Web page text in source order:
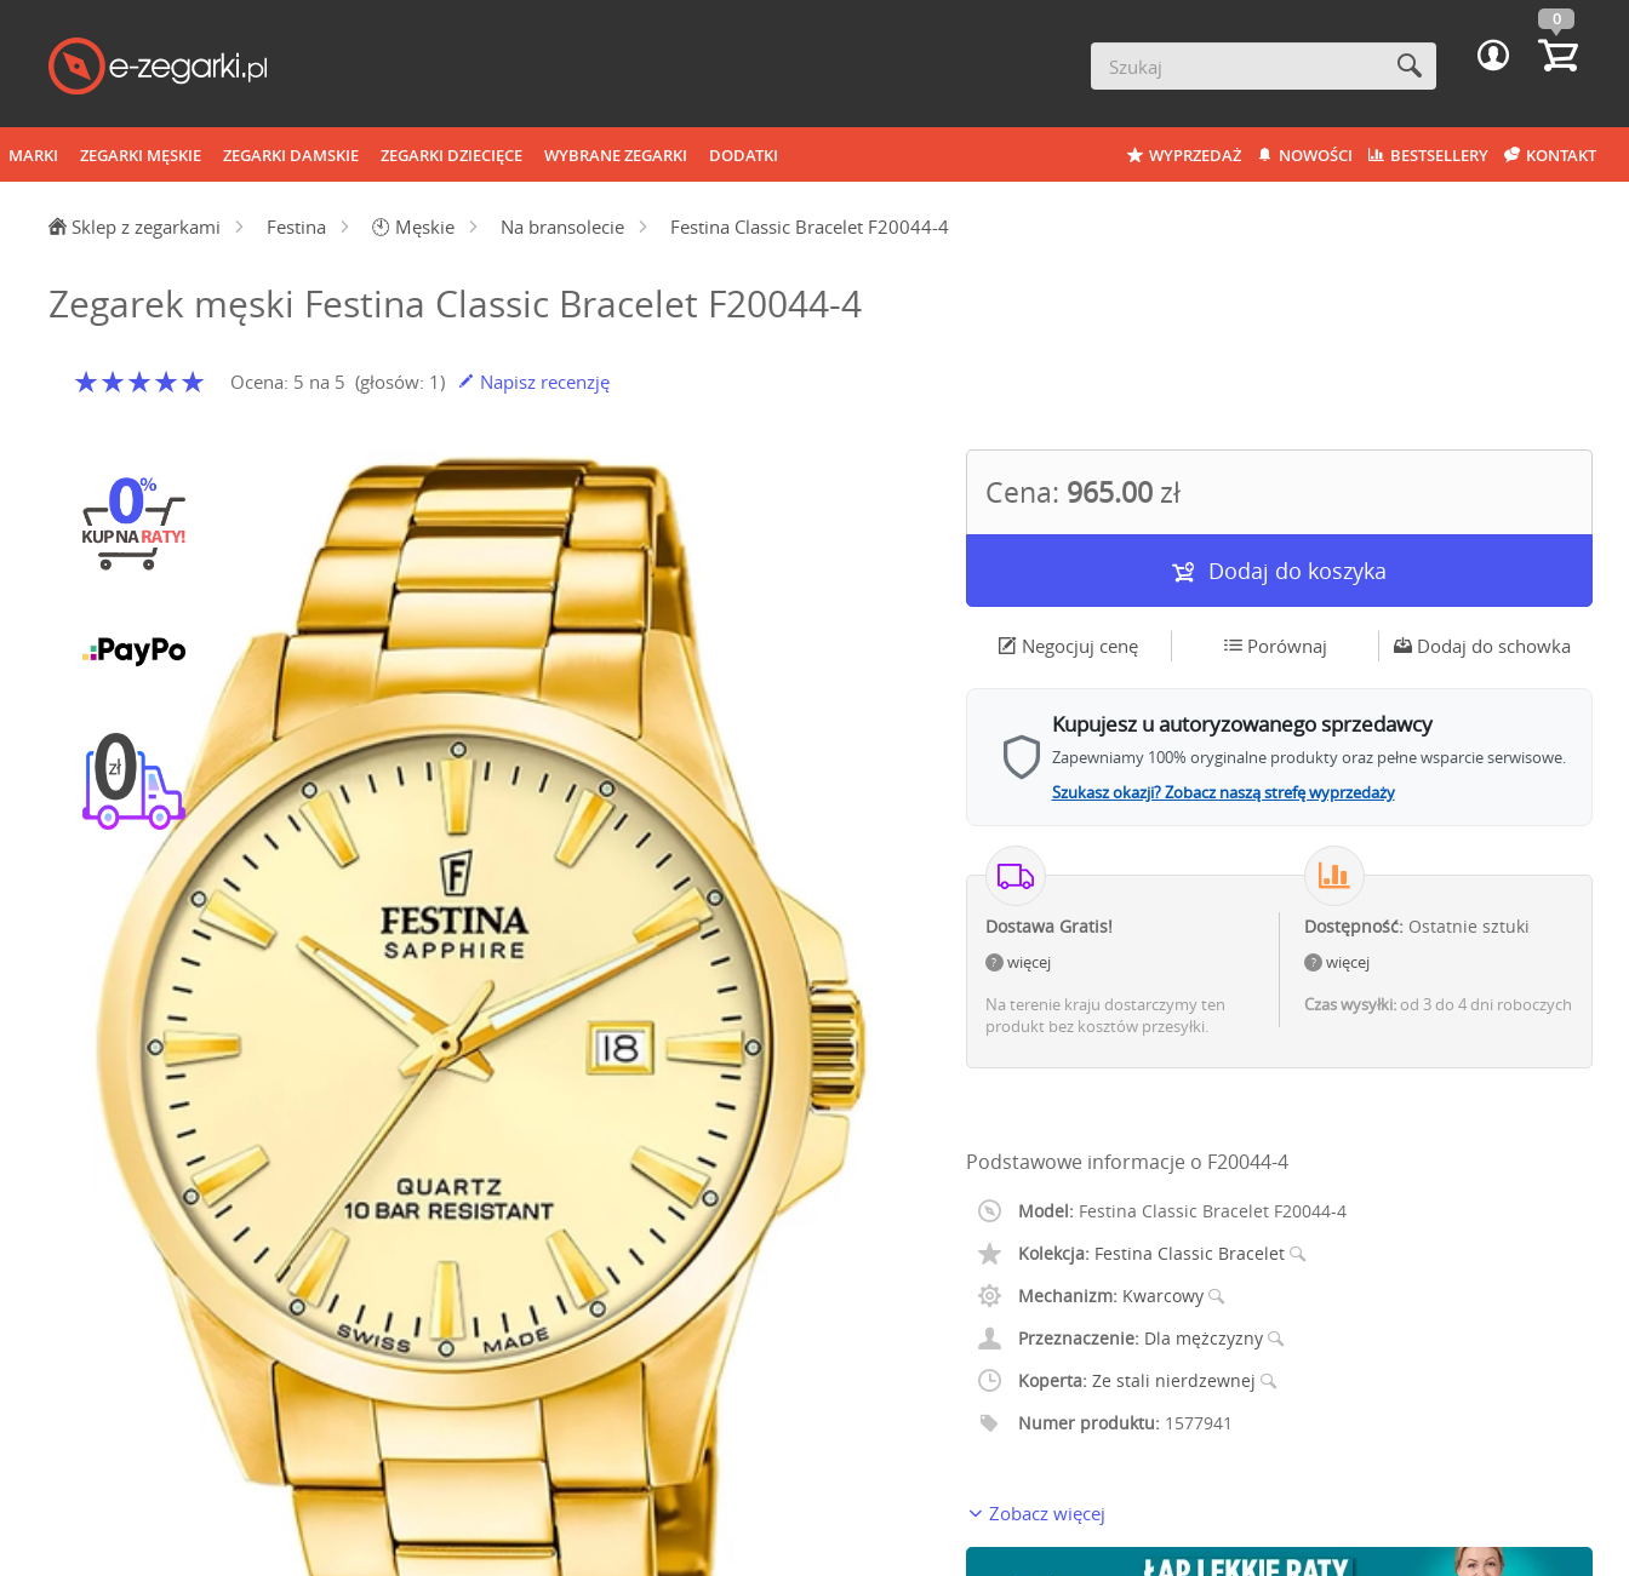
0
MARKI ZEGARKI MĘSKIE ZEGARKI DAMSKIE ZEGARKI DZIECIĘCE WYBRANE ZEGARKI DODATKI WYPRZEDAŻ NOWOŚCI BESTSELLERY KONTAKT
Sklep z zegarkami Festina 🕙 Męskie Na bransolecie Festina Classic Bracelet F20044-4
Zegarek męski Festina Classic Bracelet F20044-4
Ocena: 5 na 5 (głosów: 1) Napisz recenzję
Cena: 965.00 zł
Dodaj do koszyka
Negocjuj cenę Porównaj Dodaj do schowka
Kupujesz u autoryzowanego sprzedawcy
Zapewniamy 100% oryginalne produkty oraz pełne wsparcie serwisowe.
Szukasz okazji? Zobacz naszą strefę wyprzedaży
Dostawa Gratis!
więcej
Na terenie kraju dostarczymy ten
produkt bez kosztów przesyłki.
Dostępność: Ostatnie sztuki
więcej
Czas wysyłki: od 3 do 4 dni roboczych
Podstawowe informacje o F20044-4
Model: Festina Classic Bracelet F20044-4
Kolekcja: Festina Classic Bracelet
Mechanizm: Kwarcowy
Przeznaczenie: Dla mężczyzny
Koperta: Ze stali nierdzewnej
Numer produktu: 1577941
Zobacz więcej